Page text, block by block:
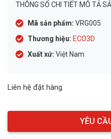
THÔNG SỐ CHI TIẾT MÔ TẢ
Mã sản phẩm: VRG005
Thương hiệu: ECO3D
Xuất xứ: Việt Nam
Liên hệ đặt hàng